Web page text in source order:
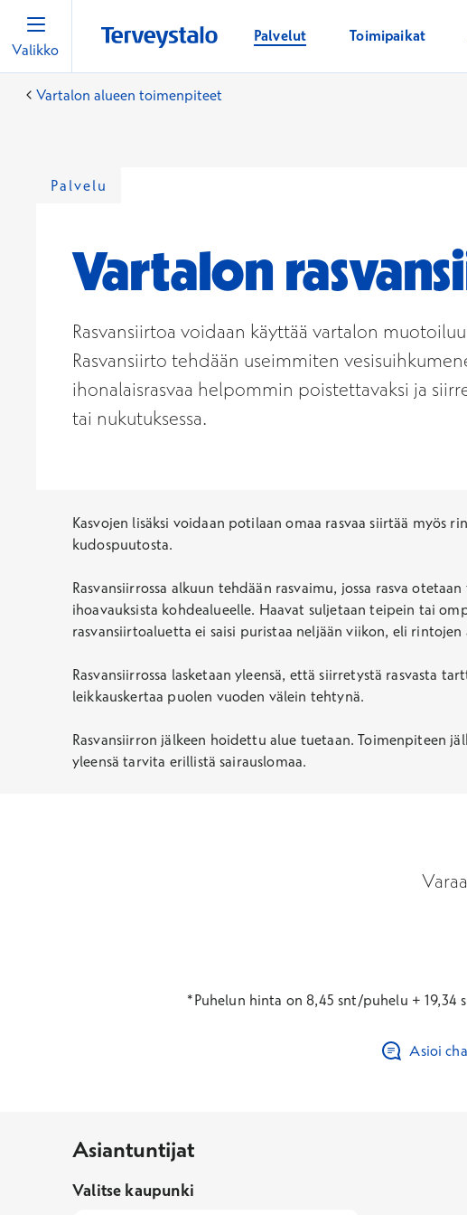
Valikko
Palvelut Toimipaikat
Vartalon alueen toimenpiteet
Palvelu
Vartalon
Rasvansiirtoa voidaan käyttää vartalon
Rasvansiirto tehdään useimmiten
ihonalaisrasvaa helpommin poistettavaksi ja
tai nukutuksessa.
Kasvojen lisäksi voidaan potilaan omaa rasvaa siirtää myös
kudospuutosta.
Rasvansiirrossa alkuun tehdään rasvaimu, jossa rasva
ihoavauksista kohdealueelle. Haavat suljetaan teipein tai
rasvansiirtoaluetta ei saisi puristaa neljään viikon, eli
Rasvansiirrossa lasketaan yleensä, että siirretystä rasvasta
leikkauskertaa puolen vuoden välein tehtynä.
Rasvansiirron jälkeen hoidettu alue tuetaan. Toimenpiteen
yleensä tarvita erillistä sairauslomaa.
*Puhelun hinta on 8,45 snt/puhelu +
Asioi
Asiantuntijat
Valitse kaupunki